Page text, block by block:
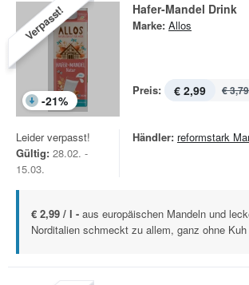
Verpasst!
-21%
Hafer-Mandel Drink
Marke: Allos
Preis: € 2,99 € 3,79
Leider verpasst!
Gültig: 28.02. -
15.03.
Händler: reformstark
€ 2,99 / l - aus europäischen Mandeln und
Norditalien schmeckt zu allem, ganz ohne Kuh